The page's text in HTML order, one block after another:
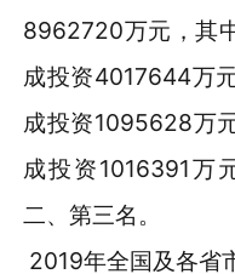
8962720万元，其
成投资4017644万
成投资1095628万
成投资1016391万
二、第三名。
2019年全国及各省